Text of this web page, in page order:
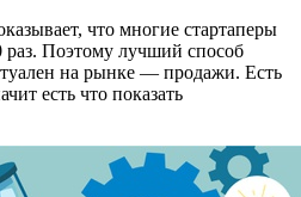
что многие стартаперы
раз. Поэтому лучший способ
на рынке — продажи. Есть
есть что показать